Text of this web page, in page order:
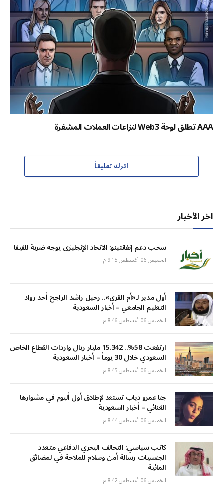
AAA تطلق لوحة Web3 لنزاعات العملات المشفرة
اترك تعليقاً
اخر الأخبار
سحب دعم إنفانتينو: الاتحاد الإنجليزي يوجه ضربة للفيفا
الخميس 06 أغسطس 9:15 م
أول مدير لـ«أم القرى».. رحيل راشد الراجح أحد رواد
التعليم الجامعي – أخبار السعودية
الخميس 06 أغسطس 8:46 م
ارتفعت 58%.. 15.342 مليار ريال واردات القطاع الخاص
السعودي خلال 30 يوماً – أخبار السعودية
الخميس 06 أغسطس 8:45 م
جنا عمرو دياب تستعد لإطلاق أول ألبوم في مشوارها
الغنائي – أخبار السعودية
الخميس 06 أغسطس 8:44 م
كاتب سياسي: التحالف البحري الدفاعي متعدد
الجنسيات رسالة أمن وسلام للملاحة في لمضائق
المائية
الخميس 06 أغسطس 8:42 م